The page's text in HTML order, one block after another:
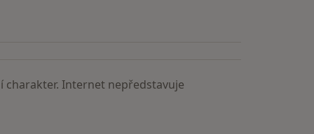
charakter. Internet nepředstavuje